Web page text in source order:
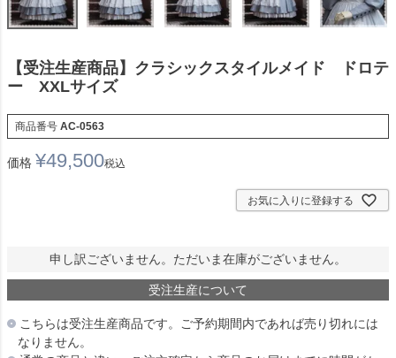
【受注生産商品】クラシックスタイルメイド ドロテ
ー XXLサイズ
商品番号 AC-0563
価格 ¥49,500税込
お気に入りに登録する
申し訳ございません。ただいま在庫がございません。
受注生産について
こちらは受注生産商品です。ご予約期間内であれば売り切れには
なりません。